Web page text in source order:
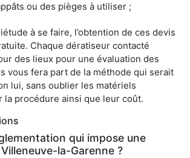
ou des pièges à utiliser ;
à se faire, l’obtention de ces devis
Chaque dératiseur contacté
des lieux pour une évaluation des
vous fera part de la méthode qui serait
lui, sans oublier les matériels
la procédure ainsi que leur coût.
qui impose une
la-Garenne ?